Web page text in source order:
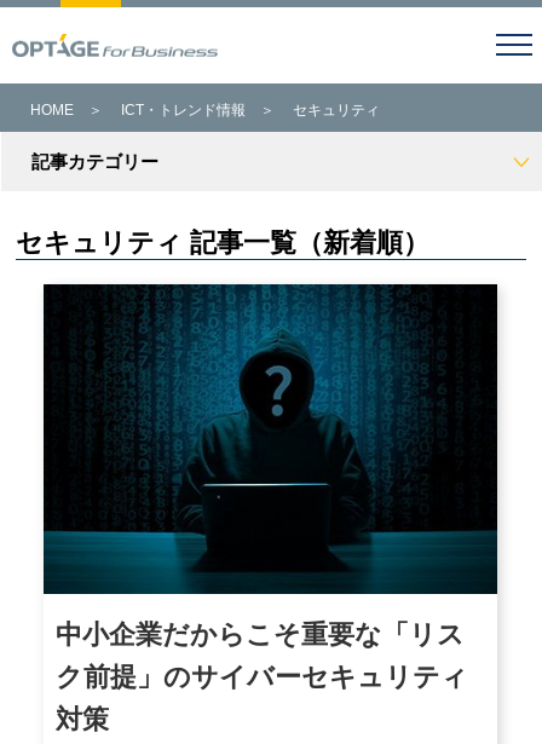
HOME＞ ICT・トレンド情報 ＞ セキュリティ
セキュリティ 記事一覧（新着順）
中小企業だからこそ重要な「リス
ク前提」のサイバーセキュリティ
対策
記事カテゴリー